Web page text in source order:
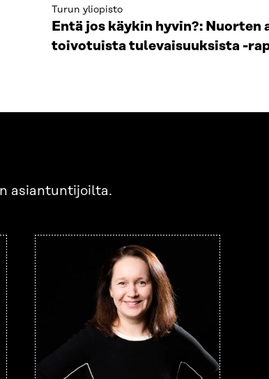
Turun yliopisto
Entä jos käykin hyvin?:
toivotuista tulevaisuuksista -
asiantuntijoilta.